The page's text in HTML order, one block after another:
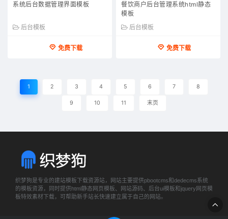
系统后台数据管理界面模板
后台模板
免费下载
餐饮商户后台管理系统html静态
模板
后台模板
免费下载
1 2 3 4 5 6 7 8
9 10 11 末页
织梦狗是专业的建站模板下载资源站，网站主要提供pbootcms和dedecms系统
的模板资源，同时提供html静态网页模板、网站源码、后台ui模板和jquery网页模
板特效素材下载，可帮助新手站长快速建立属于自己的网站。